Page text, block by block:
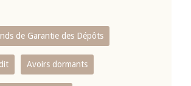
de Garantie des Dépôts
Avoirs dormants